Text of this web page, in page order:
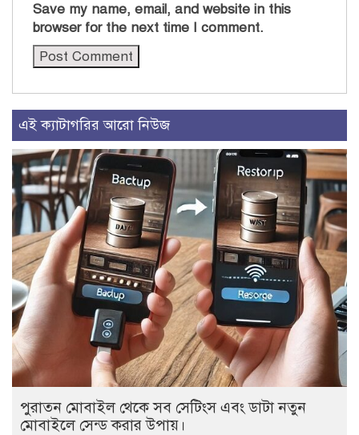
Save my name, email, and website in this
browser for the next time I comment.
এই ক্যাটাগরির আরো নিউজ
পুরাতন মোবাইল থেকে সব সেটিংস এবং ডাটা নতুন
মোবাইলে সেন্ড করার উপায়।